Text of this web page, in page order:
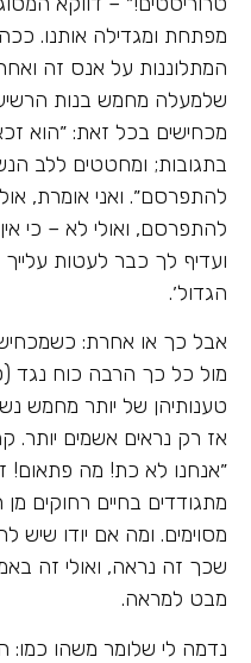
מפתחת ומגדילה אותנו.
המתלוננות על אנס זה
שלמעלה מחמש בנות
מכחישים בכל זאת: ״הוא
בתגובות; ומחטטים ללב
להתפרסם״. ואני אומרת,
להתפרסם, ואולי לא – כי
ועדיף לך כבר לעטות
הגדול׳.
אבל כך או אחרת:
מול כל כך הרבה כוח נגד
טענותיהן של יותר מחמש
אז רק נראים אשמים יותר.
״אנחנו לא כת! מה פתאום!
מתגודדים בחיים רחוקים
מסוימים. ומה אם יודו שיש
שכך זה נראה, ואולי זה
מבט למראה.
נדמה לי שלומר משהו כמו: